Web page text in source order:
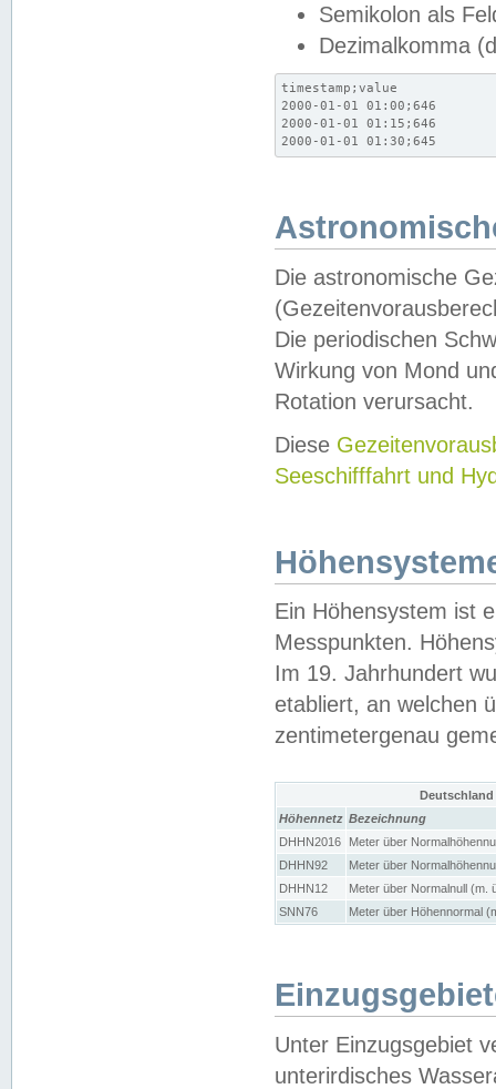
Semikolon als
Dezimalkomma
timestamp;value
2000-01-01 01:00;646
2000-01-01 01:15;646
2000-01-01 01:30;645
Die astronomische
Die periodischen
Wirkung von Mond
Rotation verursacht.
Diese
Seeschifffahrt und
Ein Höhensystem ist
Messpunkten.
Im 19. Jahrhundert
etabliert, an welchen
zentimetergenau
Höhennetz Bezeichnung
DHHN2016
Meter über
DHHN92
Meter über
DHHN12
Meter über Normalnull (m.
SNN76
Meter über Höhennormal
Unter Einzugsgebiet
unterirdisches